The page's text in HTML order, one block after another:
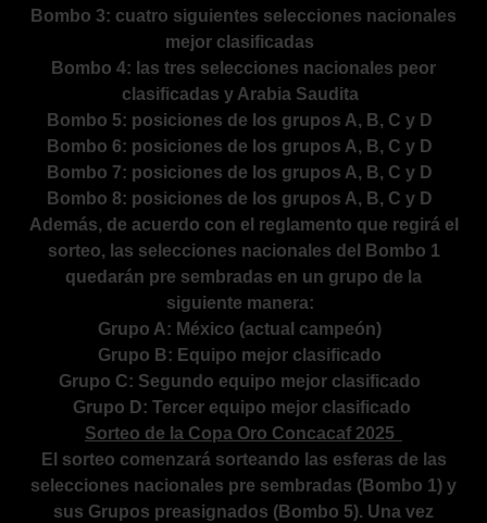
Bombo 3: cuatro siguientes selecciones nacionales
mejor clasificadas
Bombo 4: las tres selecciones nacionales peor
clasificadas y Arabia Saudita
Bombo 5: posiciones de los grupos A, B, C y D
Bombo 6: posiciones de los grupos A, B, C y D
Bombo 7: posiciones de los grupos A, B, C y D
Bombo 8: posiciones de los grupos A, B, C y D
Además, de acuerdo con el reglamento que regirá el
sorteo, las selecciones nacionales del Bombo 1
quedarán pre sembradas en un grupo de la
siguiente manera:
Grupo A: México (actual campeón)
Grupo B: Equipo mejor clasificado
Grupo C: Segundo equipo mejor clasificado
Grupo D: Tercer equipo mejor clasificado
Sorteo de la Copa Oro Concacaf 2025
El sorteo comenzará sorteando las esferas de las
selecciones nacionales pre sembradas (Bombo 1) y
sus Grupos preasignados (Bombo 5). Una vez